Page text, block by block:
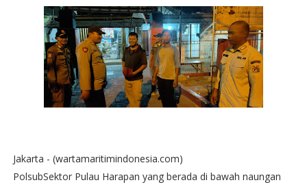
Jakarta - (wartamaritimindonesia.com)
PolsubSektor Pulau Harapan yang berada di bawah naungan